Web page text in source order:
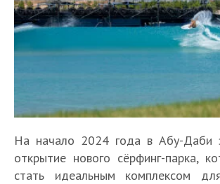
На начало 2024 года в Абу-Даби
открытие нового сёрфинг-парка,
стать идеальным комплексом